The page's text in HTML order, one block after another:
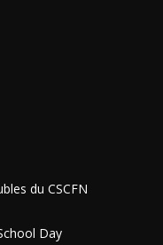
du CSCFN
Day